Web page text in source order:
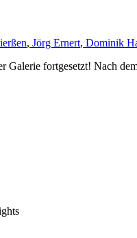
, Jörg Ernert, Dominik
Galerie fortgesetzt! Nach